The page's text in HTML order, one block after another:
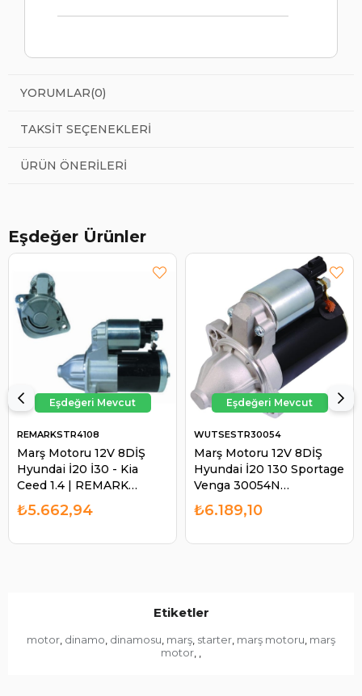
YORUMLAR(0)
TAKSIT SEÇENEKLERI
ÜRÜN ÖNERILERI
Eşdeğer Ürünler
Marş Motoru 12V 8DİŞ
Hyundai İ20 İ30 - Kia
Ceed 1.4 | REMARK
REMARKSTR4108
₺5.662,94
Marş Motoru 12V 8DİŞ
Hyundai İ20 130 Sportage
Venga 30054N
STR30054
WUTSESTR30054
₺6.189,10
Etiketler
motor dinamo dinamosu marş starter marş motoru marş
motor